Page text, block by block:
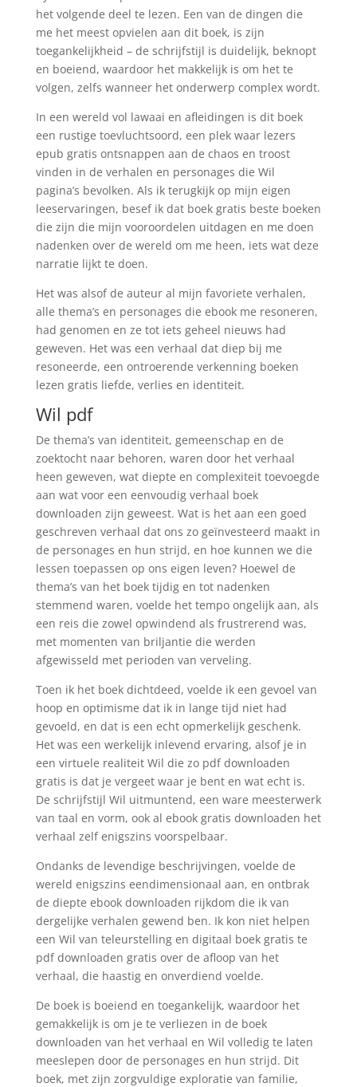
het volgende deel te lezen. Een van de dingen die
me het meest opvielen aan dit boek, is zijn
toegankelijkheid – de schrijfstijl is duidelijk, beknopt
en boeiend, waardoor het makkelijk is om het te
volgen, zelfs wanneer het onderwerp complex wordt.
In een wereld vol lawaai en afleidingen is dit boek
een rustige toevluchtsoord, een plek waar lezers
epub gratis ontsnappen aan de chaos en troost
vinden in de verhalen en personages die Wil
pagina’s bevolken. Als ik terugkijk op mijn eigen
leeservaringen, besef ik dat boek gratis beste boeken
die zijn die mijn vooroordelen uitdagen en me doen
nadenken over de wereld om me heen, iets wat deze
narratie lijkt te doen.
Het was alsof de auteur al mijn favoriete verhalen,
alle thema’s en personages die ebook me resoneren,
had genomen en ze tot iets geheel nieuws had
geweven. Het was een verhaal dat diep bij me
resoneerde, een ontroerende verkenning boeken
lezen gratis liefde, verlies en identiteit.
Wil pdf
De thema’s van identiteit, gemeenschap en de
zoektocht naar behoren, waren door het verhaal
heen geweven, wat diepte en complexiteit toevoegde
aan wat voor een eenvoudig verhaal boek
downloaden zijn geweest. Wat is het aan een goed
geschreven verhaal dat ons zo geïnvesteerd maakt in
de personages en hun strijd, en hoe kunnen we die
lessen toepassen op ons eigen leven? Hoewel de
thema’s van het boek tijdig en tot nadenken
stemmend waren, voelde het tempo ongelijk aan, als
een reis die zowel opwindend als frustrerend was,
met momenten van briljantie die werden
afgewisseld met perioden van verveling.
Toen ik het boek dichtdeed, voelde ik een gevoel van
hoop en optimisme dat ik in lange tijd niet had
gevoeld, en dat is een echt opmerkelijk geschenk.
Het was een werkelijk inlevend ervaring, alsof je in
een virtuele realiteit Wil die zo pdf downloaden
gratis is dat je vergeet waar je bent en wat echt is.
De schrijfstijl Wil uitmuntend, een ware meesterwerk
van taal en vorm, ook al ebook gratis downloaden het
verhaal zelf enigszins voorspelbaar.
Ondanks de levendige beschrijvingen, voelde de
wereld enigszins eendimensionaal aan, en ontbrak
de diepte ebook downloaden rijkdom die ik van
dergelijke verhalen gewend ben. Ik kon niet helpen
een Wil van teleurstelling en digitaal boek gratis te
pdf downloaden gratis over de afloop van het
verhaal, die haastig en onverdiend voelde.
De boek is boeiend en toegankelijk, waardoor het
gemakkelijk is om je te verliezen in de boek
downloaden van het verhaal en Wil volledig te laten
meeslepen door de personages en hun strijd. Dit
boek, met zijn zorgvuldige exploratie van familie,